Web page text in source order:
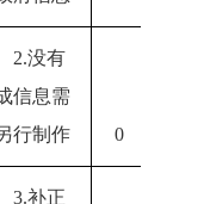
2.没有
信息需
行制作
0
3.补正